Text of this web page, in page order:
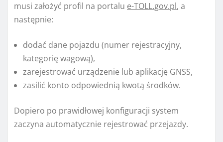
musi założyć profil na portalu e-TOLL.gov.pl, a
następnie:
dodać dane pojazdu (numer rejestracyjny,
kategorię wagową),
zarejestrować urządzenie lub aplikację GNSS,
zasilić konto odpowiednią kwotą środków.
Dopiero po prawidłowej konfiguracji system
zaczyna automatycznie rejestrować przejazdy.